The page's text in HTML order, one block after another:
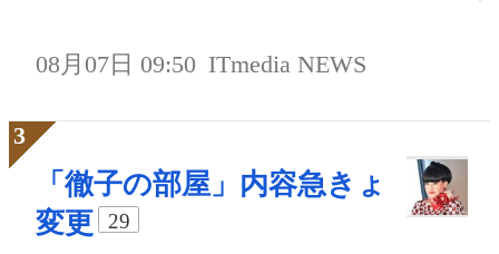
08月07日 09:50 ITmedia NEWS
「徹子の部屋」内容急きょ
変更
29